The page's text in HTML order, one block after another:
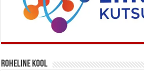
Roheline kool